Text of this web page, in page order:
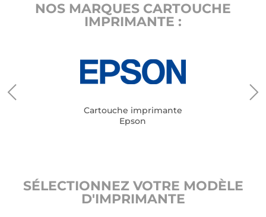
NOS MARQUES CARTOUCHE
IMPRIMANTE :
Cartouche imprimante
Epson
SÉLECTIONNEZ VOTRE MODÈLE
D'IMPRIMANTE